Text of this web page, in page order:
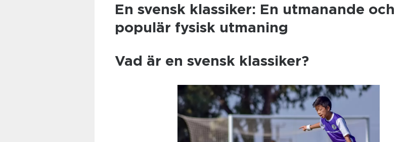
En svensk klassiker: En utmanande och
populär fysisk utmaning
Vad är en svensk klassiker?